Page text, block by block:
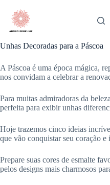
para
conteúdo
Unhas Decoradas para a Páscoa
A Páscoa é uma época mágica,
nos convidam a celebrar a
Para muitas admiradoras da
perfeita para exibir unhas
Hoje trazemos cinco ideias
que vão conquistar seu coração
Prepare suas cores de esmalte
pelos designs mais charmosos